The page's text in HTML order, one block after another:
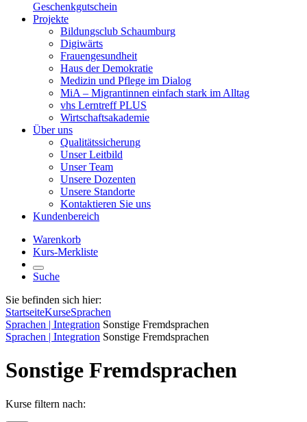
Geschenkgutschein
Projekte
Bildungsclub Schaumburg
Digiwärts
Frauengesundheit
Haus der Demokratie
Medizin und Pflege im Dialog
MiA – Migrantinnen einfach stark im Alltag
vhs Lerntreff PLUS
Wirtschaftsakademie
Über uns
Qualitätssicherung
Unser Leitbild
Unser Team
Unsere Dozenten
Unsere Standorte
Kontaktieren Sie uns
Kundenbereich
Warenkorb
Kurs-Merkliste
Suche
Sie befinden sich hier:
StartseiteKurseSprachen
Sprachen | Integration Sonstige Fremdsprachen
Sprachen | Integration Sonstige Fremdsprachen
Sonstige Fremdsprachen
Kurse filtern nach: